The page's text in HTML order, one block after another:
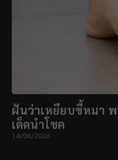
ฝันว่าเหยียบขี้หมา
เด็ดนำโชค
14/06/2026